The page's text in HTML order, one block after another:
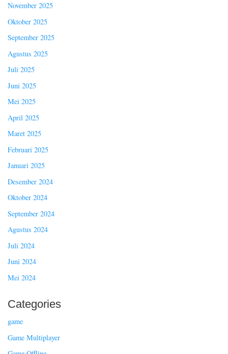
November 2025
Oktober 2025
September 2025
Agustus 2025
Juli 2025
Juni 2025
Mei 2025
April 2025
Maret 2025
Februari 2025
Januari 2025
Desember 2024
Oktober 2024
September 2024
Agustus 2024
Juli 2024
Juni 2024
Mei 2024
Categories
game
Game Multiplayer